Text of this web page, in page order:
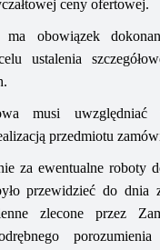
ceny ofertowej.
ma obowiązek
ustalenia
musi uwzględniać
przedmiotu
za ewentualne roboty
przewidzieć do dnia
zlecone przez
porozumienia